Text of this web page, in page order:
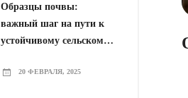
Образцы почвы:
важный шаг на пути к
устойчивому сельскому
20 ФЕВРАЛЯ, 2025